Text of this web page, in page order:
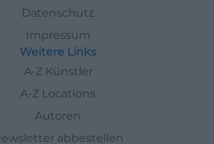
Datenschutz
Impressum
Weitere Links
A-Z Künstler
A-Z Locations
Autoren
abbestellen